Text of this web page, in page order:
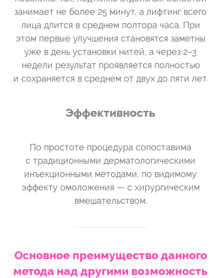
занимает не более 25 минут, а лифтинг всего
лица длится в среднем полтора часа. При
этом первые улучшения становятся заметны
уже в день установки нитей, а через 2–3
недели результат проявляется полностью
и сохраняется в среднем от двух до пяти лет.
Эффективность
По простоте процедура сопоставима
с традиционными дерматологическими
инъекционными методами, по видимому
эффекту омоложения — с хирургическим
вмешательством.
Основное преимущество данного
метода над другими возможность